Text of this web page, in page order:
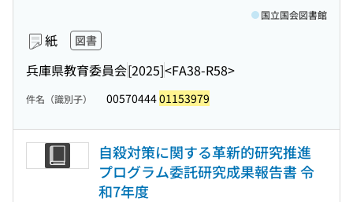
紙 図書
兵庫県教育委員会[2025]<FA38-R58>
国立国会図書館
件名（識別子） 0057044401153979
自殺対策に関する革新的研究推進
プログラム委託研究成果報告書 令
和7年度